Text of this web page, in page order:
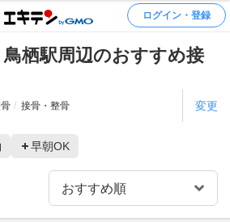
ログイン・登録
鳥栖駅周辺のおすすめ接
接骨・整骨 変更
早朝OK